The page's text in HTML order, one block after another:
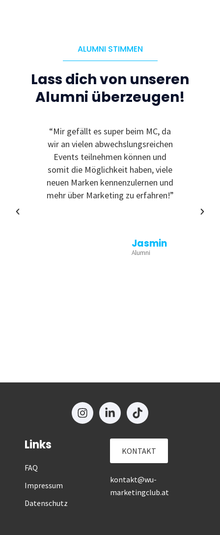
ALUMNI STIMMEN
Lass dich von unseren
Alumni überzeugen!
“Mir gefällt es super beim MC, da
wir an vielen abwechslungsreichen
Events teilnehmen können und
somit die Möglichkeit haben, viele
neuen Marken kennenzulernen und
mehr über Marketing zu erfahren!”
Jasmin
Alumni
Links
FAQ
Impressum
Datenschutz
KONTAKT
kontakt@wu-
marketingclub.at